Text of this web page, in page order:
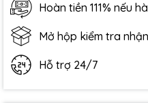
Hoàn tiền 111% nếu
Mở hộp kiểm tra
Hỗ trợ 24/7